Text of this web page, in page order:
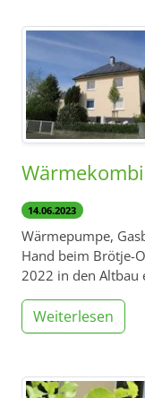
14.06.2023
Wärmepumpe,
Hand beim Brötje-
2022 in den Altbau
Weiterlesen